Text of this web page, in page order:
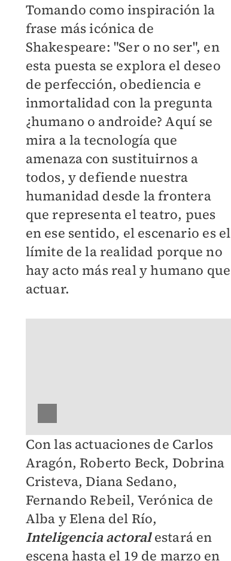
Tomando como inspiración la
frase más icónica de
Shakespeare: "Ser o no ser", en
esta puesta se explora el deseo
de perfección, obediencia e
inmortalidad con la pregunta
¿humano o androide? Aquí se
mira a la tecnología que
amenaza con sustituirnos a
todos, y defiende nuestra
humanidad desde la frontera
que representa el teatro, pues
en ese sentido, el escenario es el
límite de la realidad porque no
hay acto más real y humano que
actuar.
Con las actuaciones de Carlos
Aragón, Roberto Beck, Dobrina
Cristeva, Diana Sedano,
Fernando Rebeil, Verónica de
Alba y Elena del Río,
Inteligencia actoralestará en
escena hasta el 19 de marzo en